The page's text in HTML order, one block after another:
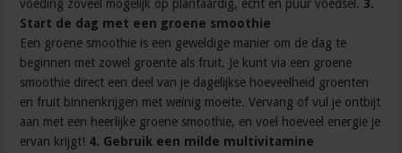
voeding zoveel mogelijk op plantaardig, echt en puur voedsel.3.
Start de dag met een groene smoothie
Een groene smoothie is een geweldige manier om de dag te
beginnen met zowel groente als fruit. Je kunt via een groene
smoothie direct een deel van je dagelijkse hoeveelheid groenten
en fruit binnenkrijgen met weinig moeite. Vervang of vul je ontbijt
aan met een heerlijke groene smoothie, en voel hoeveel energie je
ervan krijgt! 4. Gebruik een milde multivitamine